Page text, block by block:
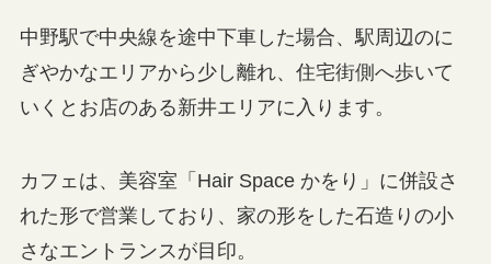
中野駅で中央線を途中下車した場合、駅周辺のに
ぎやかなエリアから少し離れ、住宅街側へ歩いて
いくとお店のある新井エリアに入ります。
カフェは、美容室「Hair Space かをり」に併設さ
れた形で営業しており、家の形をした石造りの小
さなエントランスが目印。